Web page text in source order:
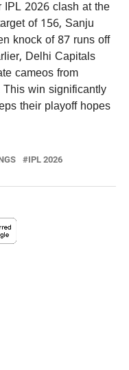
2026 clash at the
of 156, Sanju
knock of 87 runs off
Delhi Capitals
cameos from
win significantly
their playoff hopes
IPL 2026